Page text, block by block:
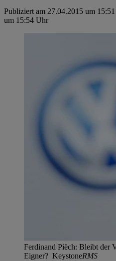
Publiziert am 27.04.2015 um
um 15:54 Uhr
Ferdinand Piëch: Bleibt der
Eigner? KeystoneRMS